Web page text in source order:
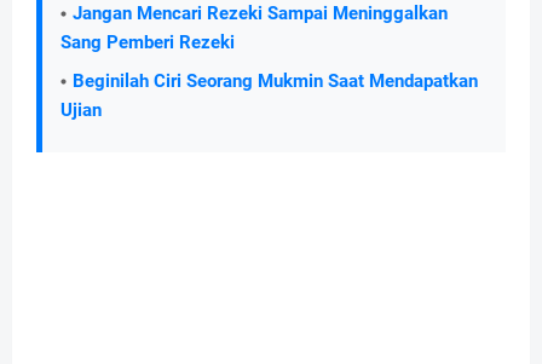
Jangan Mencari Rezeki Sampai Meninggalkan
Sang Pemberi Rezeki
Beginilah Ciri Seorang Mukmin Saat Mendapatkan
Ujian